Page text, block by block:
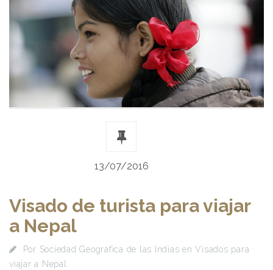
13/07/2016
Visado de turista para viajar
a Nepal
Por Sociedad Geográfica de las Indias enVisados para
viajar a Nepal